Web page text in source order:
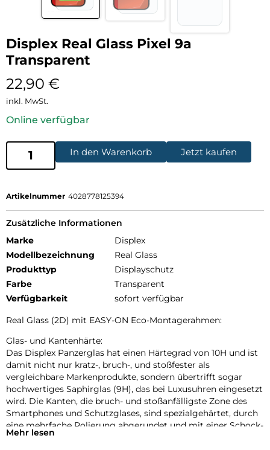
Displex Real Glass Pixel 9a
Transparent
22,90 €
inkl. MwSt.
Online verfügbar
In den Warenkorb Jetzt kaufen
Artikelnummer 4028778125394
Zusätzliche Informationen
Marke
Displex
Modellbezeichnung
Real Glass
Produkttyp
Displayschutz
Farbe
Transparent
Verfügbarkeit
sofort verfügbar
Real Glass (2D) mit EASY-ON Eco-Montagerahmen:
Glas- und Kantenhärte:
Das Displex Panzerglas hat einen Härtegrad von 10H und ist
damit nicht nur kratz-, bruch-, und stoßfester als
vergleichbare Markenprodukte, sondern übertrifft sogar
hochwertiges Saphirglas (9H), das bei Luxusuhren eingesetzt
wird. Die Kanten, die bruch- und stoßanfälligste Zone des
Smartphones und Schutzglases, sind spezialgehärtet, durch
eine mehrfache Polierung abgerundet und mit einer Schock-
absorbierenden Kante (bei Full Cover Schutzgläsern)
Mehr lesen